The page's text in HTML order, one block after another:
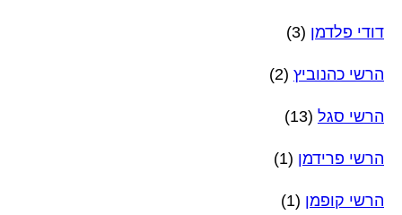
דודי פלדמן (3)
הרשי כהנוביץ (2)
הרשי סגל (13)
הרשי פרידמן (1)
הרשי קופמן (1)